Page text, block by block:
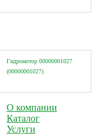
3
Гидромотор 00000001027
(00000001027)
О компании
Каталог
Услуги